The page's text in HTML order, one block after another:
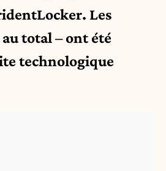
Les
total – ont été
technologique